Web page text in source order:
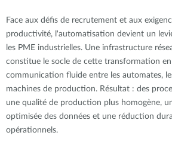
Face aux défis de recrutement et aux
productivité, l'automatisation devient un
les PME industrielles. Une infrastructure
constitue le socle de cette transformation
communication fluide entre les automates,
machines de production. Résultat : des
une qualité de production plus homogène,
optimisée des données et une réduction
opérationnels.